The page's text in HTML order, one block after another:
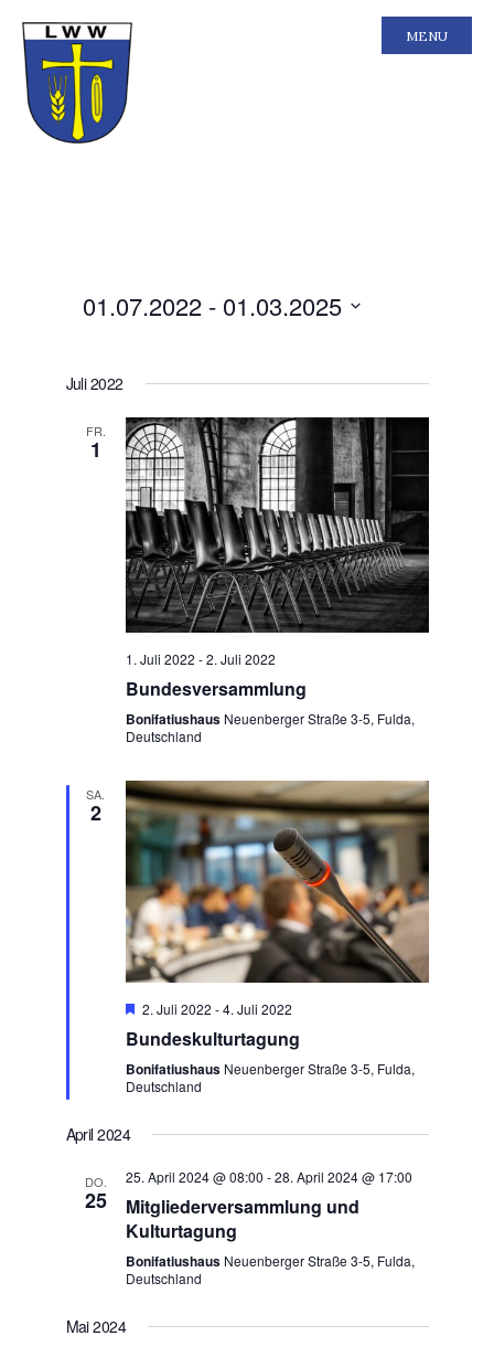
MENU
01.07.2022 - 01.03.2025
wählen.
Juli 2022
FR.
1
1. Juli 2022 -2. Juli 2022
Bundesversammlung
Bonifatiushaus Neuenberger Straße 3-5, Fulda,
Deutschland
SA.
2
Empfohlen
2. Juli 2022 -4. Juli 2022
Bundeskulturtagung
Bonifatiushaus Neuenberger Straße 3-5, Fulda,
Deutschland
April 2024
DO.
25
25. April 2024 @ 08:00 -28. April 2024 @ 17:00
Mitgliederversammlung und
Kulturtagung
Bonifatiushaus Neuenberger Straße 3-5, Fulda,
Deutschland
Mai 2024